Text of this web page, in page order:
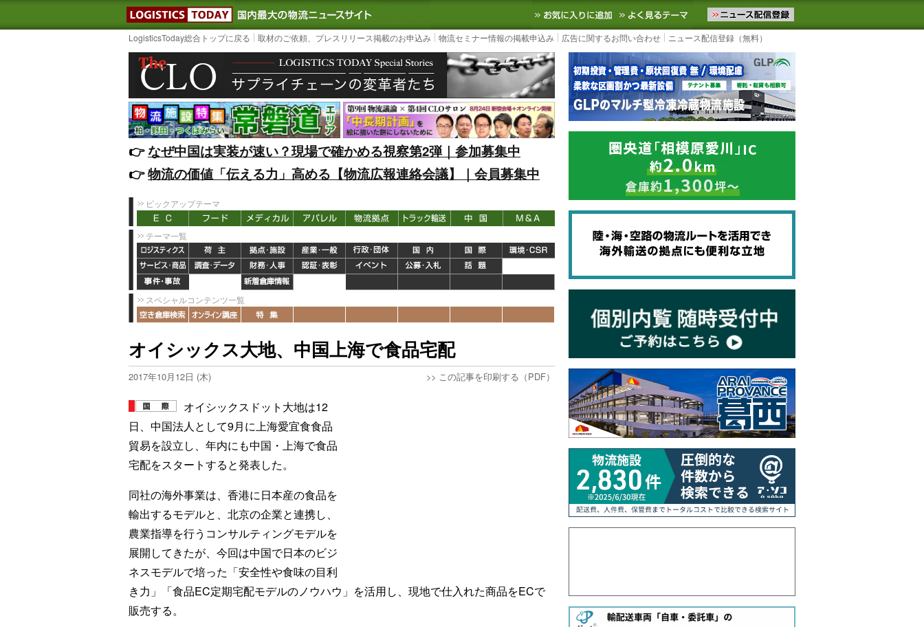
LOGISTICS TODAY｜国内最大の物流ニュースサイト3PL, SCMなど国内外の最新の物流ニュースをお届けします。物流ニュースメール配信を登録す
お気に入りに追加 よく見るテーマ
LogisticsToday総合トップに戻る 取材のご依頼、プレスリリース掲載のお申込み 物流セミナー情報の掲載申込み 広告に関するお問い合わせ ニュース配信登録（無料）
👉️なぜ中国は実装が速い？現場で確かめる視察第2弾｜参加募集中
👉️物流の価値「伝える力」高める【物流広報連絡会議】｜会員募集中
ピックアップテーマ
テーマ一覧
スペシャルコンテンツ一覧
オイシックス大地、中国上海で食品宅配
2017年10月12日 (木) >> この記事を印刷する（PDF）
オイシックスドット大地は12
日、中国法人として9月に上海愛宜食食品
貿易を設立し、年内にも中国・上海で食品
宅配をスタートすると発表した。
同社の海外事業は、香港に日本産の食品を
輸出するモデルと、北京の企業と連携し、
農業指導を行うコンサルティングモデルを
展開してきたが、今回は中国で日本のビジ
ネスモデルで培った「安全性や食味の目利
き力」「食品EC定期宅配モデルのノウハウ」を活用し、現地で仕入れた商品をECで
販売する。